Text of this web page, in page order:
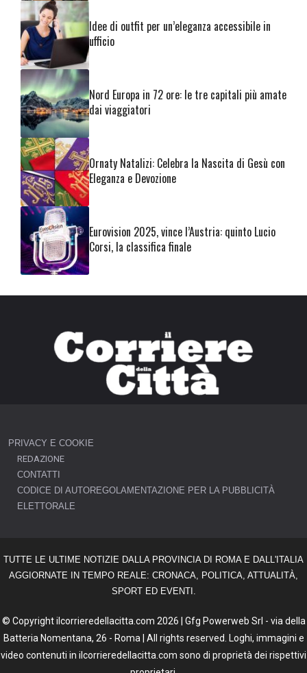
Idee di outfit per un’eleganza accessibile in
ufficio
Nord Europa in 72 ore: le tre capitali più amate
dai viaggiatori
Ornaty Natalizi: Celebra la Nascita di Gesù con
Eleganza e Devozione
Eurovision 2025, vince l’Austria: quinto Lucio
Corsi, la classifica finale
PRIVACY E COOKIE
REDAZIONE
CONTATTI
CODICE DI AUTOREGOLAMENTAZIONE PER LA PUBBLICITÀ
ELETTORALE
TUTTE LE ULTIME NOTIZIE DALLA PROVINCIA DI ROMA E DALL'ITALIA
AGGIORNATE IN TEMPO REALE: CRONACA, POLITICA, ATTUALITÀ,
SPORT ED EVENTI.
© Copyright ilcorrieredellacitta.com 2026 | Gfg Powerweb Srl - via della
Batteria Nomentana, 26 - Roma | All rights reserved. Loghi, immagini e
video contenuti in ilcorrieredellacitta.com sono di proprietà dei rispettivi